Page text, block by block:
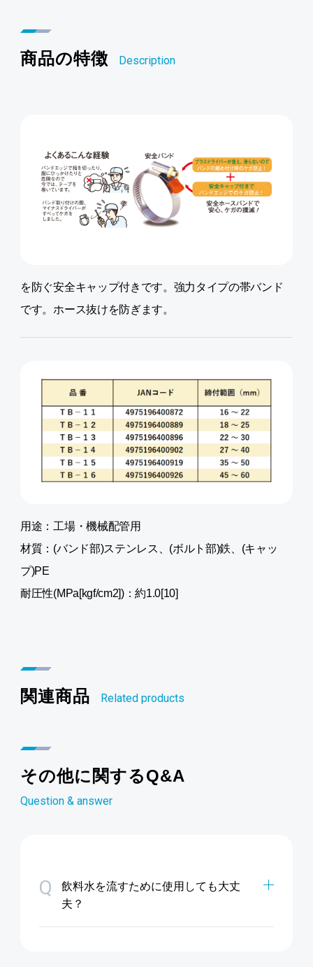
商品の特徴 Description
を防ぐ安全キャップ付きです。強力タイプの帯バンド
です。ホース抜けを防ぎます。
用途：工場・機械配管用
材質：(バンド部)ステンレス、(ボルト部)鉄、(キャッ
プ)PE
耐圧性(MPa[kgf/cm2])：約1.0[10]
関連商品 Related products
その他に関するQ&A
Question & answer
Q
飲料水を流すために使用しても大丈
夫？